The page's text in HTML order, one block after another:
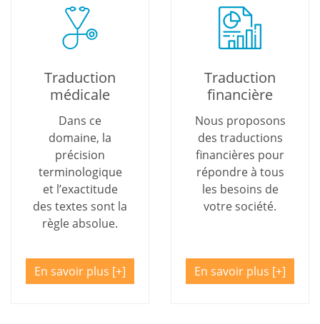
Traduction
médicale
Dans ce
domaine, la
précision
terminologique
et l’exactitude
des textes sont la
règle absolue.
En savoir plus
Traduction
financière
Nous proposons
des traductions
financières pour
répondre à tous
les besoins de
votre société.
En savoir plus